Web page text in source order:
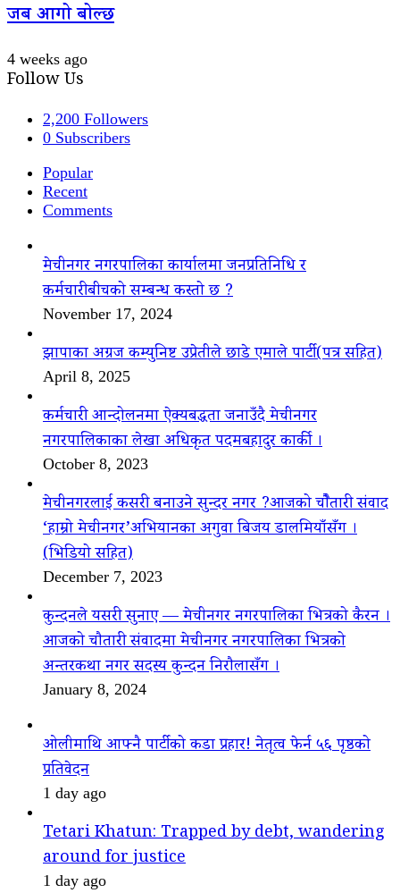
जब आगो बोल्छ
4 weeks ago
Follow Us
2,200 Followers
0 Subscribers
Popular
Recent
Comments
मेचीनगर नगरपालिका कार्यालमा जनप्रतिनिधि र
कर्मचारीबीचको सम्बन्ध कस्तो छ ?
November 17, 2024
झापाका अग्रज कम्युनिष्ट उप्रेतीले छाडे एमाले पार्टी(पत्र सहित)
April 8, 2025
कर्मचारी आन्दोलनमा ऐक्यबद्धता जनाउँदै मेचीनगर
नगरपालिकाका लेखा अधिकृत पदमबहादुर कार्की ।
October 8, 2023
मेचीनगरलाई कसरी बनाउने सुन्दर नगर ?आजको चौैतारी संवाद
‘हाम्रो मेचीनगर’अभियानका अगुवा बिजय डालमियाँसँग ।
(भिडियो सहित)
December 7, 2023
कुन्दनले यसरी सुनाए — मेचीनगर नगरपालिका भित्रको कैरन ।
आजको चौतारी संवादमा मेचीनगर नगरपालिका भित्रको
अन्तरकथा नगर सदस्य कुन्दन निरौलासँग ।
January 8, 2024
ओलीमाथि आफ्नै पार्टीको कडा प्रहार! नेतृत्व फेर्न ५६ पृष्ठको
प्रतिवेदन
1 day ago
Tetari Khatun: Trapped by debt, wandering
around for justice
1 day ago